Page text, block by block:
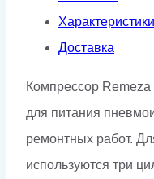
С-90.LB75Характеристики
Доставка
Компрессор
для питания
ремонтных работ.
используются три